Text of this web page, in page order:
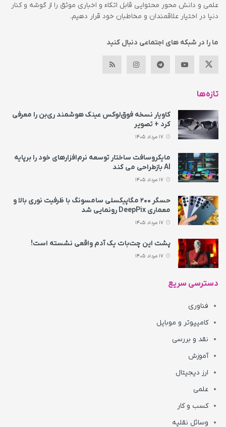
علمی و دانش محور محتوایی قابل اتکاء و اخباری موثق را از گوشه و کنار
دنیا در اختیار علاقمندان و مخاطبان خود قرار دهیم.
ما را در شبکه های اجتماعی دنبال کنید
تازه‌ها
کاویار نسخه فوق‌لوکس عینک هوشمند ری‌بن را معرفی
کرد + تصویر
مایکروسافت ساختار توسعه نرم‌افزارهای خود را برپایه
AI بازطراحی می‌ کند
حسگر ۲۰۰ مگاپیکسلی سامسونگ با ظرفیت نوری بالا و
معماری DeepPix رونمایی شد
پشت این چت‌بات یک آدم واقعی نشسته است!
دسترسی سریع
فناوری
کامپیوتر و موبایل
نقد و بررسی
آموزش
ارز دیجیتال
علمی
کسب و کار
وسائل نقلیه